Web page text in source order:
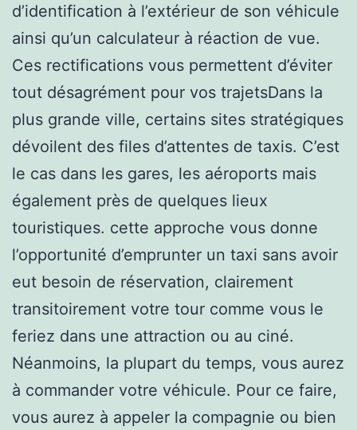
d’identification à l’extérieur de son véhicule
ainsi qu’un calculateur à réaction de vue.
Ces rectifications vous permettent d’éviter
tout désagrément pour vos trajetsDans la
plus grande ville, certains sites stratégiques
dévoilent des files d’attentes de taxis. C’est
le cas dans les gares, les aéroports mais
également près de quelques lieux
touristiques. cette approche vous donne
l’opportunité d’emprunter un taxi sans avoir
eut besoin de réservation, clairement
transitoirement votre tour comme vous le
feriez dans une attraction ou au ciné.
Néanmoins, la plupart du temps, vous aurez
à commander votre véhicule. Pour ce faire,
vous aurez à appeler la compagnie ou bien